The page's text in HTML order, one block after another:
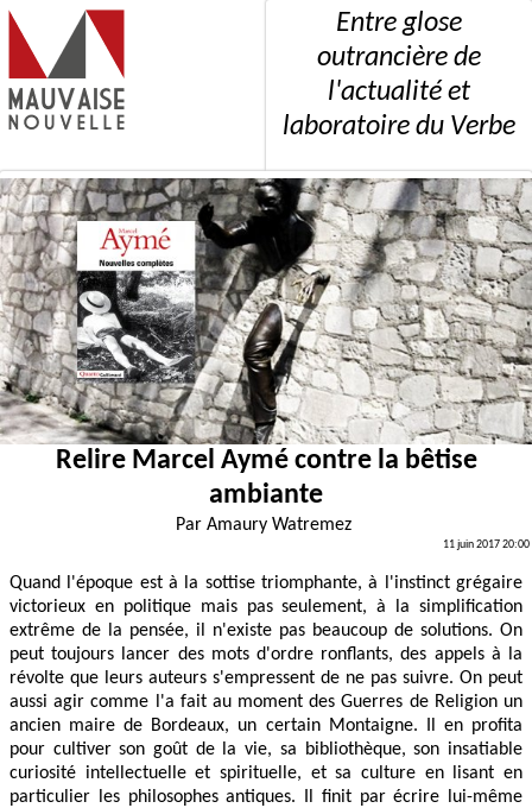
Entre glose
outrancière de
l'actualité et
laboratoire du Verbe
Relire Marcel Aymé contre la bêtise
ambiante
Par Amaury Watremez
11 juin 2017 20:00
Quand l'époque est à la sottise triomphante, à l'instinct grégaire
victorieux en politique mais pas seulement, à la simplification
extrême de la pensée, il n'existe pas beaucoup de solutions. On
peut toujours lancer des mots d'ordre ronflants, des appels à la
révolte que leurs auteurs s'empressent de ne pas suivre. On peut
aussi agir comme l'a fait au moment des Guerres de Religion un
ancien maire de Bordeaux, un certain Montaigne. Il en profita
pour cultiver son goût de la vie, sa bibliothèque, son insatiable
curiosité intellectuelle et spirituelle, et sa culture en lisant en
particulier les philosophes antiques. Il finit par écrire lui-même